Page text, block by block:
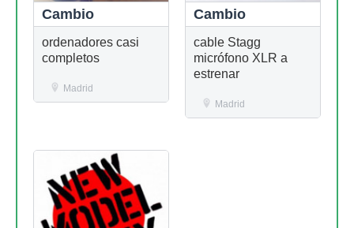
Cambio
ordenadores casi
completos
Madrid
Cambio
cable Stagg
micrófono XLR a
estrenar
Madrid